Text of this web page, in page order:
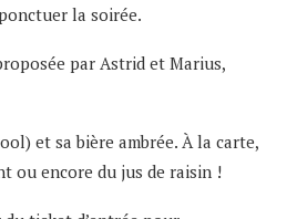
la soirée.
par Astrid et Marius,
et sa bière ambrée. À la carte,
ou encore du jus de raisin !